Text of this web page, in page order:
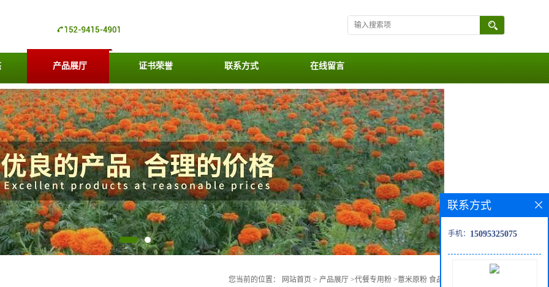
产品展厅 证书荣誉 联系方式 在线留言
您当前的位置： 网站首页 > 产品展厅 >代餐专用粉 >薏米原粉 食品级原料 薏米粉
联系方式
手机： 15095325075